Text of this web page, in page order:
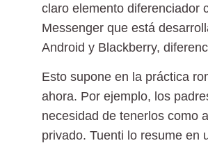
claro elemento diferenciador
Messenger que está
Android y Blackberry,
Esto supone en la práctica
ahora. Por ejemplo, los
necesidad de tenerlos como
privado. Tuenti lo resume en